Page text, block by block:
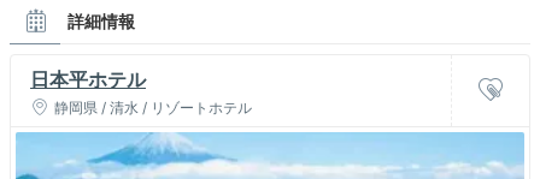
詳細情報
日本平ホテル
静岡県 / 清水 / リゾートホテル